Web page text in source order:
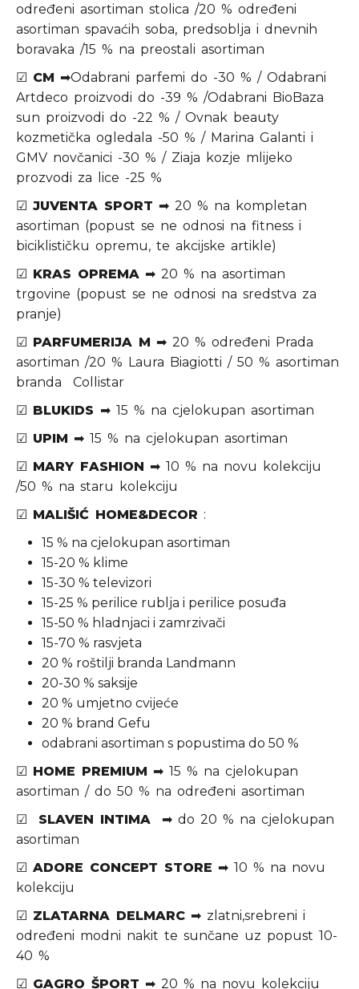
određeni asortiman stolica /20 % određeni
asortiman spavaćih soba, predsoblja i dnevnih
boravaka /15 % na preostali asortiman
☑ CM ➡Odabrani parfemi do -30 % / Odabrani
Artdeco proizvodi do -39 % /Odabrani BioBaza
sun proizvodi do -22 % / Ovnak beauty
kozmetička ogledala -50 % / Marina Galanti i
GMV novčanici -30 % / Ziaja kozje mlijeko
prozvodi za lice -25 %
☑ JUVENTA SPORT ➡ 20 % na kompletan
asortiman (popust se ne odnosi na fitness i
biciklističku opremu, te akcijske artikle)
☑ KRAS OPREMA ➡ 20 % na asortiman
trgovine (popust se ne odnosi na sredstva za
pranje)
☑ PARFUMERIJA M ➡ 20 % određeni Prada
asortiman /20 % Laura Biagiotti / 50 % asortiman
branda Collistar
☑ BLUKIDS ➡ 15 % na cjelokupan asortiman
☑ UPIM ➡ 15 % na cjelokupan asortiman
☑ MARY FASHION ➡ 10 % na novu kolekciju
/50 % na staru kolekciju
☑ MALIŠIĆ HOME&DECOR :
15 % na cjelokupan asortiman
15-20 % klime
15-30 % televizori
15-25 % perilice rublja i perilice posuđa
15-50 % hladnjaci i zamrzivači
15-70 % rasvjeta
20 % roštilji branda Landmann
20-30 % saksije
20 % umjetno cvijeće
20 % brand Gefu
odabrani asortiman s popustima do 50 %
☑ HOME PREMIUM ➡ 15 % na cjelokupan
asortiman / do 50 % na određeni asortiman
☑ SLAVEN INTIMA ➡ do 20 % na cjelokupan
asortiman
☑ ADORE CONCEPT STORE ➡ 10 % na novu
kolekciju
☑ ZLATARNA DELMARC ➡ zlatni,srebreni i
određeni modni nakit te sunčane uz popust 10-
40 %
☑ GAGRO ŠPORT ➡ 20 % na novu kolekciju